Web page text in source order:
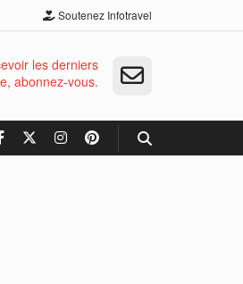
Soutenez Infotravel
les derniers
abonnez-vous.